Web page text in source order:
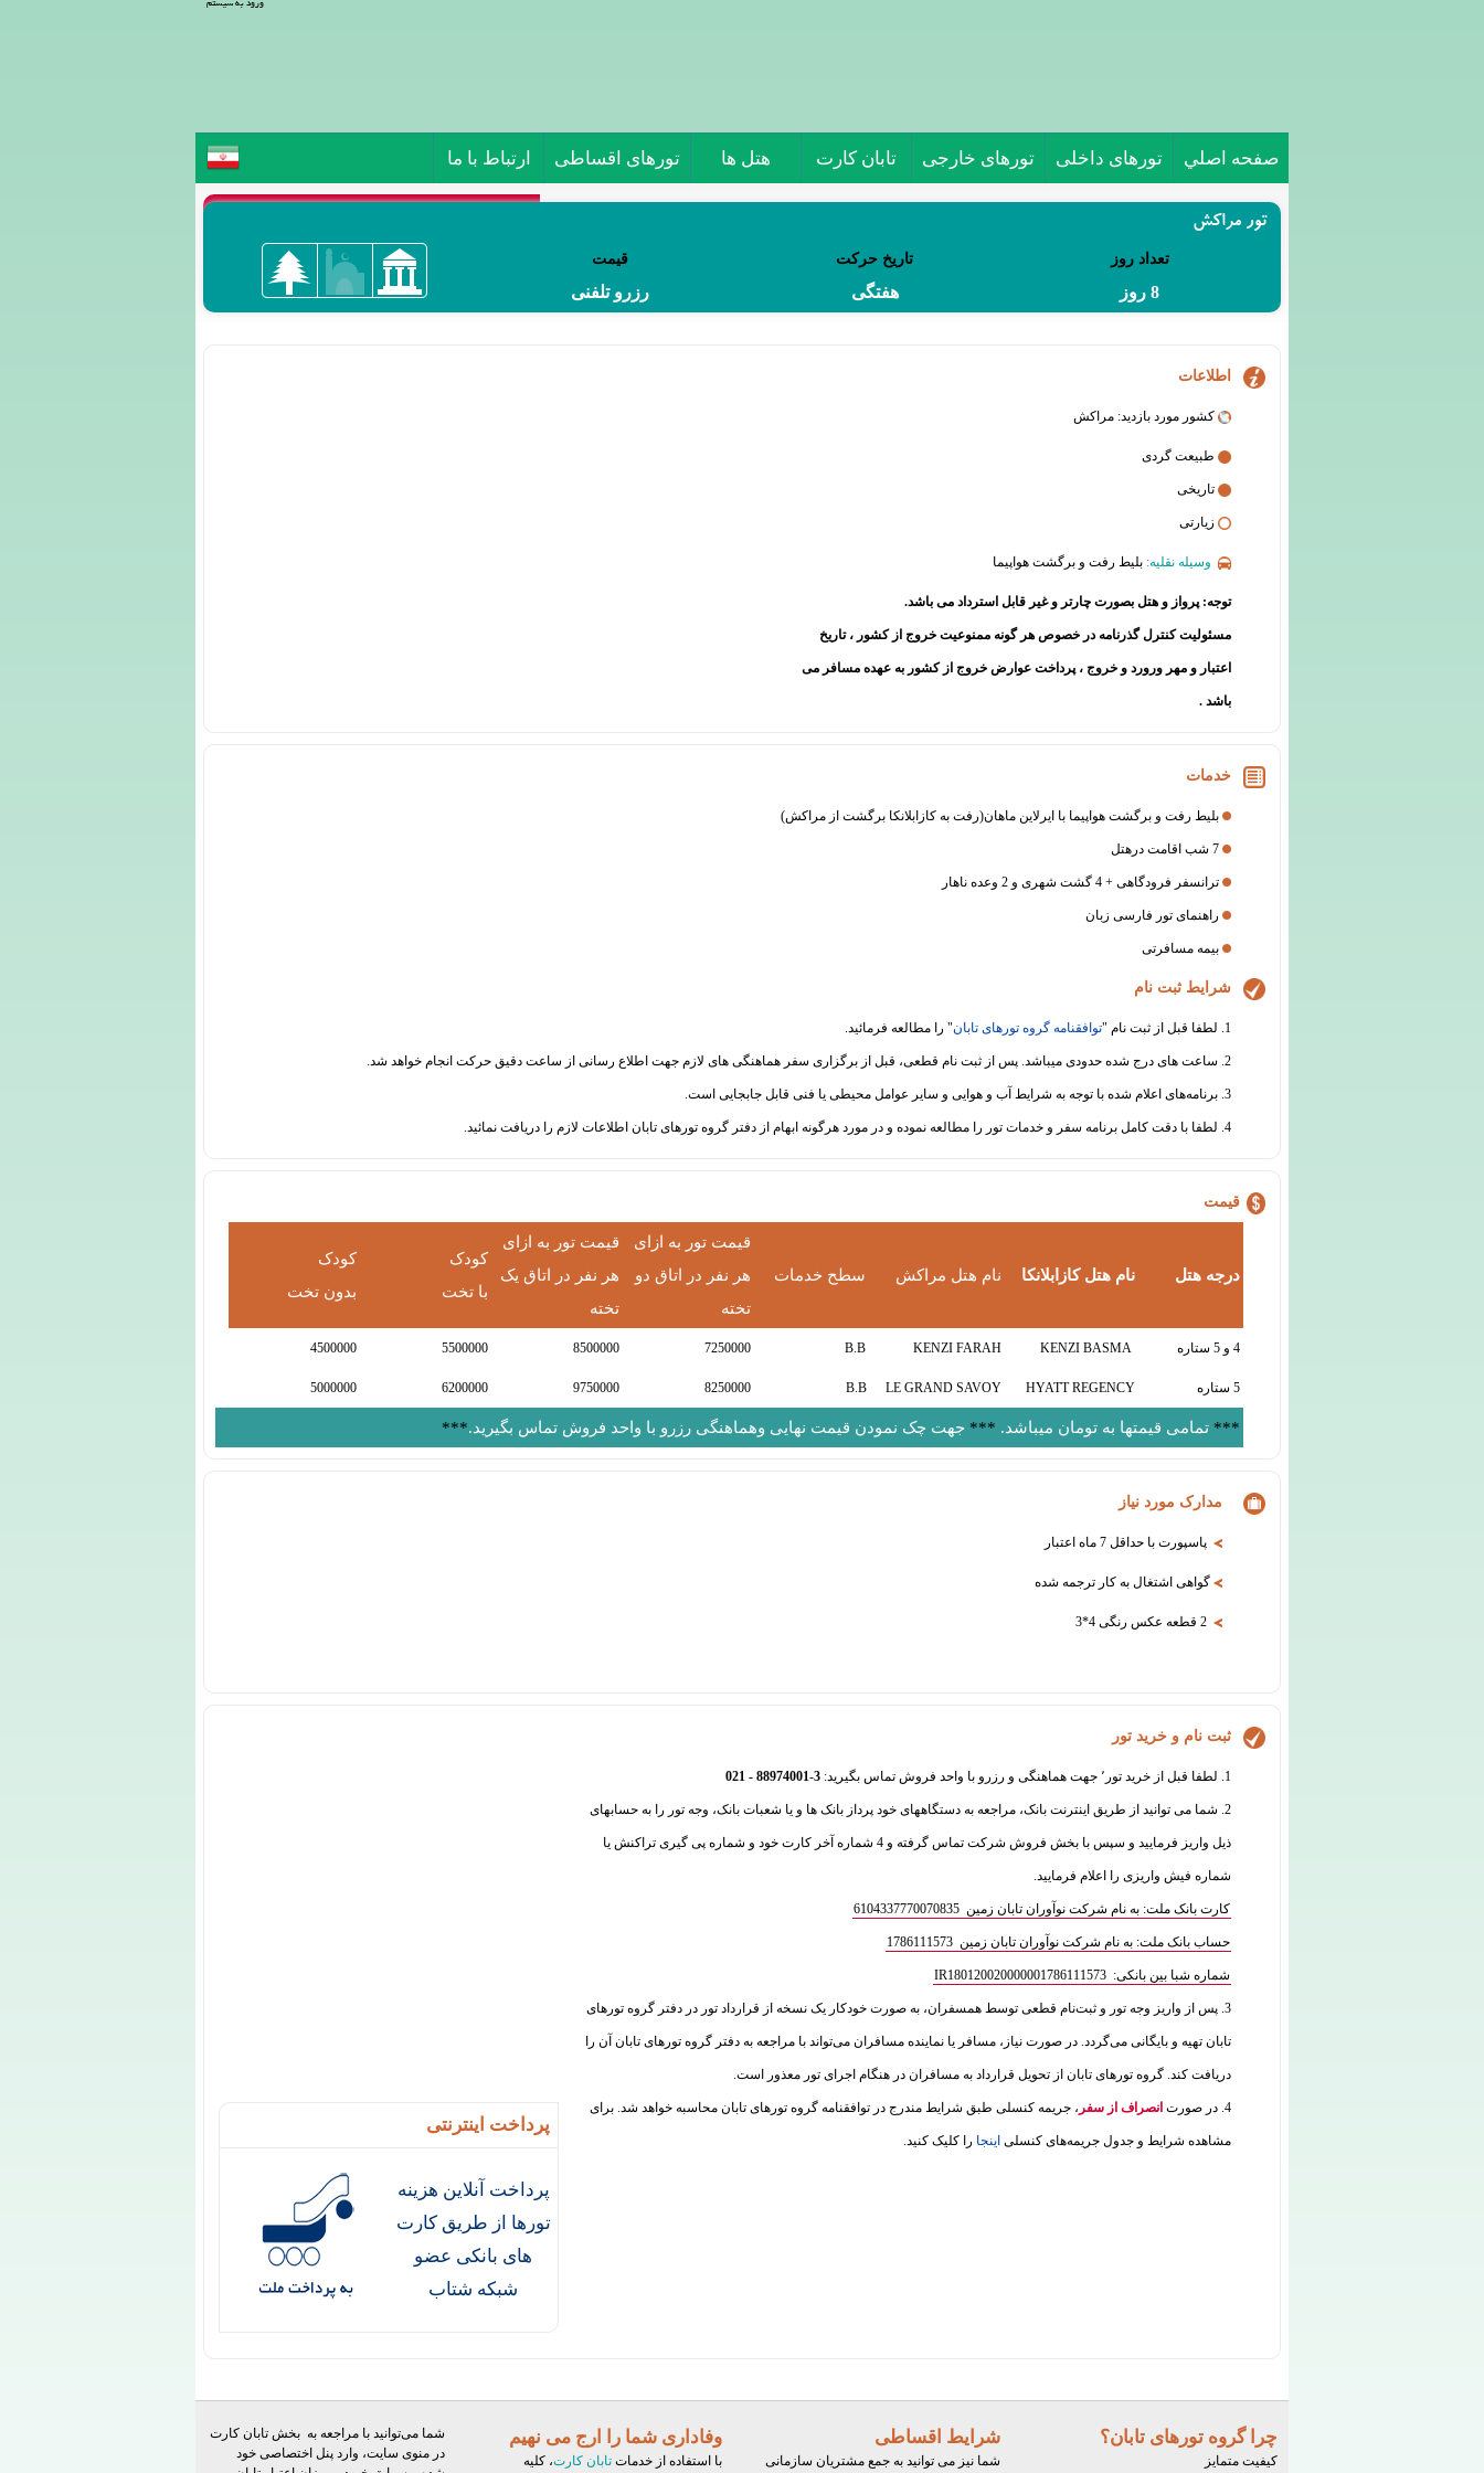
ورود به سیستم
صفحه اصلي تورهای داخلی تورهای خارجی تابان کارت هتل ها تورهای اقساطی ارتباط با ما
تور مراکش
تعداد روز تاریخ حرکت قیمت
8 روز هفتگی رزرو تلفنی
اطلاعات
کشور مورد بازدید: مراکش
طبیعت گردی
تاریخی
زیارتی
وسیله نقلیه: بلیط رفت و برگشت هواپیما
توجه: پرواز و هتل بصورت چارتر و غیر قابل استرداد می باشد.
مسئولیت کنترل گذرنامه در خصوص هر گونه ممنوعیت خروج از کشور ، تاریخ
اعتبار و مهر ورورد و خروج ، پرداخت عوارض خروج از کشور به عهده مسافر می
باشد .
خدمات
بلیط رفت و برگشت هواپیما با ایرلاین ماهان(رفت به کازابلانکا برگشت از مراکش)
7 شب اقامت درهتل
ترانسفر فرودگاهی + 4 گشت شهری و 2 وعده ناهار
راهنمای تور فارسی زبان
بیمه مسافرتی
شرایط ثبت نام
1. لطفا قبل از ثبت نام " توافقنامه گروه تورهای تابان" را مطالعه فرمائید.
2. ساعت های درج شده حدودی میباشد. پس از ثبت نام قطعی، قبل از برگزاری سفر هماهنگی های لازم جهت اطلاع رسانی از ساعت دقیق حرکت انجام خواهد شد.
3. برنامه‌های اعلام شده با توجه به شرایط آب و هوایی و سایر عوامل محیطی یا فنی قابل جابجایی است.
4. لطفا با دقت کامل برنامه سفر و خدمات تور را مطالعه نموده و در مورد هرگونه ابهام از دفتر گروه تورهای تابان اطلاعات لازم را دریافت نمائید.
قیمت
درجه هتل نام هتل کازابلانکا نام هتل مراکش سطح خدمات
قیمت تور به ازای
هر نفر در اتاق دو
تخته
قیمت تور به ازای
هر نفر در اتاق یک
تخته
کودک
با تخت
کودک
بدون تخت
4 و 5 ستاره KENZI FARAH
B.B
7250000
8500000
5500000
4500000
5 ستاره HYATT REGENCY
LE GRAND SAVOY
B.B
8250000
9750000
6200000
5000000
*** تمامی قیمتها به تومان میباشد. *** جهت چک نمودن قیمت نهایی وهماهنگی رزرو با واحد فروش تماس بگیرید.***
مدارک مورد نیاز
پاسپورت با حداقل 7 ماه اعتبار
گواهی اشتغال به کار ترجمه شده
2 قطعه عکس رنگی 4*3
ثبت نام و خرید تور
1. لطفا قبل از خرید تور٬ جهت هماهنگی و رزرو با واحد فروش تماس بگیرید: 3
-
88974001 - 021
2. شما می توانید از طریق اینترنت بانک، مراجعه به دستگاههای خود پرداز بانک ها و یا شعبات بانک، وجه تور را به حسابهای
ذیل واریز فرمایید و سپس با بخش فروش شرکت تماس گرفته و 4 شماره آخر کارت خود و شماره پی گیری تراکنش یا
شماره فیش واریزی را اعلام فرمایید.
کارت بانک ملت: به نام شرکت نوآوران تابان زمین 6104337770070835
حساب بانک ملت: به نام شرکت نوآوران تابان زمین 1786111573
شماره شبا بین بانکی: IR180120020000001786111573
3. پس از واریز وجه تور و ثبت‌نام قطعی توسط همسفران، به‌ صورت خودکار یک نسخه از قرارداد تور در دفتر گروه تورهای
تابان تهیه و بایگانی می‌گردد. در صورت نیاز، مسافر یا نماینده مسافران می‌تواند با مراجعه به دفتر گروه تورهای تابان آن را
دریافت کند. گروه تورهای تابان از تحویل قرارداد به مسافران در هنگام اجرای تور معذور است.
4. در صورت انصراف از سفر ، جریمه کنسلی طبق شرایط مندرج در توافقنامه گروه تورهای تابان محاسبه خواهد شد. برای
مشاهده شرایط و جدول جریمه‌های کنسلی اینجا را کلیک کنید.
پرداخت اینترنتی
پرداخت آنلاین هزینه
تورها از طریق کارت
های بانکی عضو
شبکه شتاب
چرا گروه تورهای تابان؟
کیفیت متمایز
شرایط اقساطی
شما نیز می توانید به جمع مشتریان سازمانی
وفاداری شما را ارج می نهیم
با استفاده از خدمات تابان کارت، کلیه
شما می‌توانید با مراجعه به بخش تابان کارت
در منوی سایت، وارد پنل اختصاصی خود